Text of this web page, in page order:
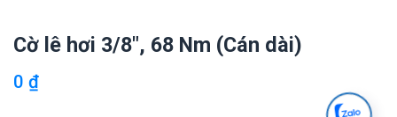
Cờ lê hơi 3/8", 68 Nm (Cán dài)
0 ₫